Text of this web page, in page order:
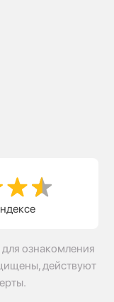
ознакомления
действуют